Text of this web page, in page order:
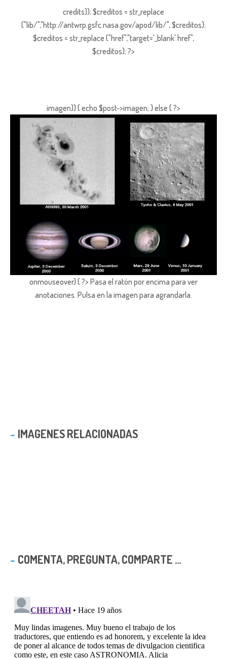
credits)); $creditos = str_replace
("lib/","http://antwrp.gsfc.nasa.gov/apod/lib/", $creditos);
$creditos = str_replace ("href","target='_blank' href",
$creditos); ?>
imagen)) { echo $post->imagen; } else { ?>
onmouseover) { ?> Pasa el ratón por encima para ver
anotaciones. Pulsa en la imagen para agrandarla.
IMAGENES RELACIONADAS
COMENTA, PREGUNTA, COMPARTE ...